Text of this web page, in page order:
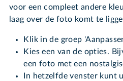
voor een compleet andere
laag over de foto komt te
Klik in de groep
Kies een van de opties.
een foto met een
In hetzelfde venster kunt